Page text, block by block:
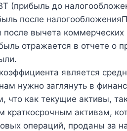
(прибыль до
после
после вычета
отражается в отчете о
является
нужно заглянуть в
что как текущие активы,
краткосрочным активам,
операций, проданы за